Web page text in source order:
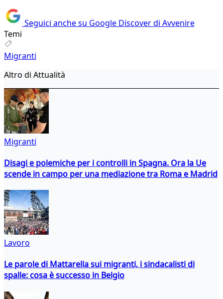
Seguici anche su Google Discover di Avvenire
Temi
Migranti
Altro di Attualità
Migranti
Disagi e polemiche per i controlli in Spagna. Ora la Ue
scende in campo per una mediazione tra Roma e Madrid
Lavoro
Le parole di Mattarella sui migranti, i sindacalisti di
spalle: cosa è successo in Belgio